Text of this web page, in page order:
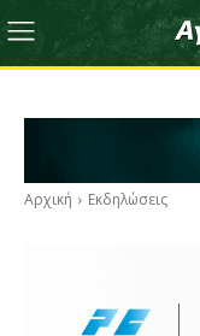
Αρχική Εκδηλώσεις